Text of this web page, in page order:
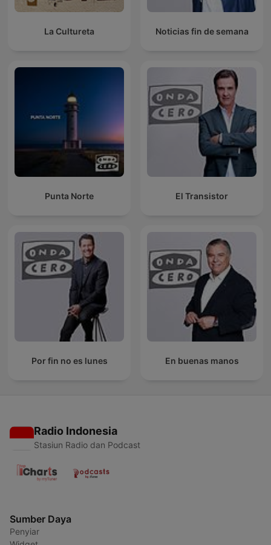
La Cultureta Noticias fin de semana
Punta Norte El Transistor
Por fin no es lunes En buenas manos
Radio Indonesia
Stasiun Radio dan Podcast
Sumber Daya
Penyiar